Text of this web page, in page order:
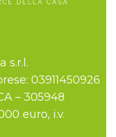
s.r.l.
03911450926
– 305948
euro, i.v.